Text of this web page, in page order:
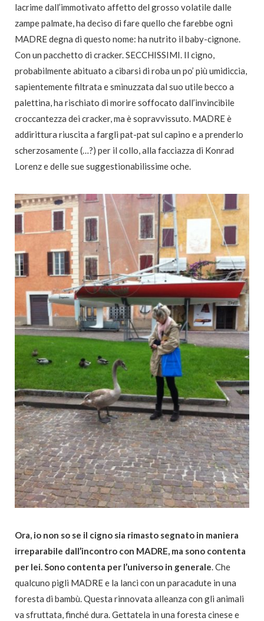
lacrime dall’immotivato affetto del grosso volatile dalle
zampe palmate, ha deciso di fare quello che farebbe ogni
MADRE degna di questo nome: ha nutrito il baby-cignone.
Con un pacchetto di cracker. SECCHISSIMI. Il cigno,
probabilmente abituato a cibarsi di roba un po’ più umidiccia,
sapientemente filtrata e sminuzzata dal suo utile becco a
palettina, ha rischiato di morire soffocato dall’invincibile
croccantezza dei cracker, ma è sopravvissuto. MADRE è
addirittura riuscita a fargli pat-pat sul capino e a prenderlo
scherzosamente (…?) per il collo, alla facciazza di Konrad
Lorenz e delle sue suggestionabilissime oche.
Ora, io non so se il cigno sia rimasto segnato in maniera
irreparabile dall’incontro con MADRE, ma sono contenta
per lei. Sono contenta per l’universo in generale. Che
qualcuno pigli MADRE e la lanci con un paracadute in una
foresta di bambù. Questa rinnovata alleanza con gli animali
va sfruttata, finché dura. Gettatela in una foresta cinese e